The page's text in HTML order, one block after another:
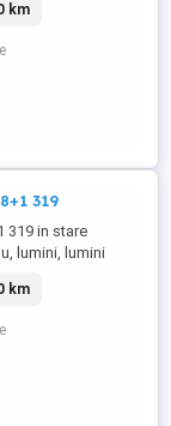
Schimbat
etc Euro 5
km
319
319 in stare
lumini, lumini
km